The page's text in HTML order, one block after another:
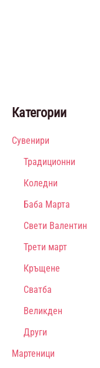
Категории
Сувенири
Традиционни
Коледни
Баба Марта
Свети Валентин
Трети март
Кръщене
Сватба
Великден
Други
Мартеници